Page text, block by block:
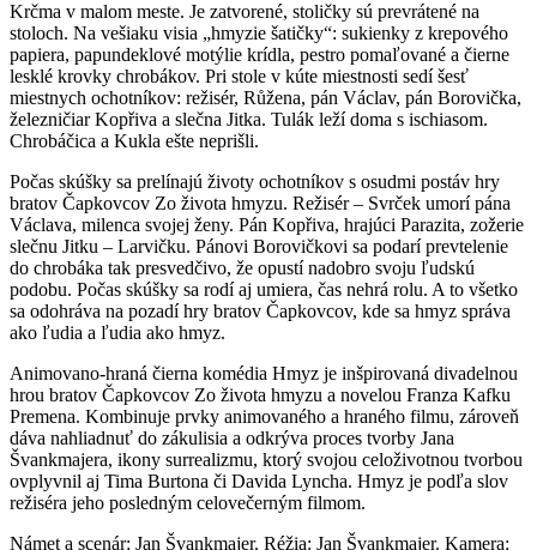
Krčma v malom meste. Je zatvorené, stoličky sú prevrátené na
stoloch. Na vešiaku visia „hmyzie šatičky“: sukienky z krepového
papiera, papundeklové motýlie krídla, pestro pomaľované a čierne
lesklé krovky chrobákov. Pri stole v kúte miestnosti sedí šesť
miestnych ochotníkov: režisér, Růžena, pán Václav, pán Borovička,
železničiar Kopřiva a slečna Jitka. Tulák leží doma s ischiasom.
Chrobáčica a Kukla ešte neprišli.
Počas skúšky sa prelínajú životy ochotníkov s osudmi postáv hry
bratov Čapkovcov Zo života hmyzu. Režisér – Svrček umorí pána
Václava, milenca svojej ženy. Pán Kopřiva, hrajúci Parazita, zožerie
slečnu Jitku – Larvičku. Pánovi Borovičkovi sa podarí prevtelenie
do chrobáka tak presvedčivo, že opustí nadobro svoju ľudskú
podobu. Počas skúšky sa rodí aj umiera, čas nehrá rolu. A to všetko
sa odohráva na pozadí hry bratov Čapkovcov, kde sa hmyz správa
ako ľudia a ľudia ako hmyz.
Animovano-hraná čierna komédia Hmyz je inšpirovaná divadelnou
hrou bratov Čapkovcov Zo života hmyzu a novelou Franza Kafku
Premena. Kombinuje prvky animovaného a hraného filmu, zároveň
dáva nahliadnuť do zákulisia a odkrýva proces tvorby Jana
Švankmajera, ikony surrealizmu, ktorý svojou celoživotnou tvorbou
ovplyvnil aj Tima Burtona či Davida Lyncha. Hmyz je podľa slov
režiséra jeho posledným celovečerným filmom.
Námet a scenár: Jan Švankmajer. Réžia: Jan Švankmajer. Kamera: